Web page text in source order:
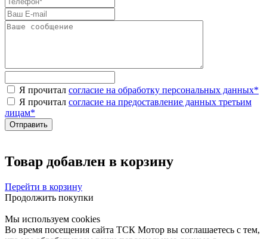
Я прочитал согласие на обработку персональных данных*
Я прочитал согласие на предоставление данных третьим
лицам*
Товар добавлен в корзину
Перейти в корзину
Продолжить покупки
Мы используем cookies
Во время посещения сайта ТСК Мотор вы соглашаетесь с тем,